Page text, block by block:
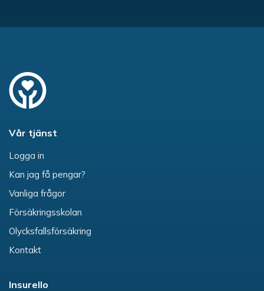
Vår tjänst
Logga in
Kan jag få pengar?
Vanliga frågor
Försäkringsskolan
Olycksfallsförsäkring
Kontakt
Insurello